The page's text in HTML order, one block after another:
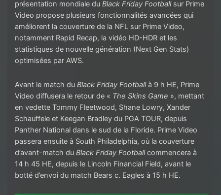
présentation mondiale du Black Friday Footballsur Prime
Video propose plusieurs fonctionnalités avancées qui
améliorent la couverture de la NFL sur Prime Video,
notamment Rapid Recap, la vidéo HD-HDR et les
statistiques de nouvelle génération (Next Gen Stats)
optimisées par AWS.
Avant le match du Black Friday Footballà 9 h HE, Prime
Video diffusera le retour de « The Skins Game », mettant
en vedette Tommy Fleetwood, Shane Lowry, Xander
Schauffele et Keegan Bradley du PGA TOUR, depuis
Panther National dans le sud de la Floride. Prime Video
passera ensuite à South Philadelphia, où la couverture
d’avant-match du Black Friday Footballcommencera à
14 h 45 HE, depuis le Lincoln Financial Field, avant le
botté d’envoi du match Bears c. Eagles à 15 h HE.